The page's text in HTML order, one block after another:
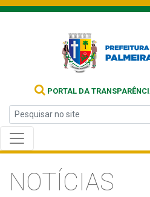
PORTAL DA
NOTÍCIAS